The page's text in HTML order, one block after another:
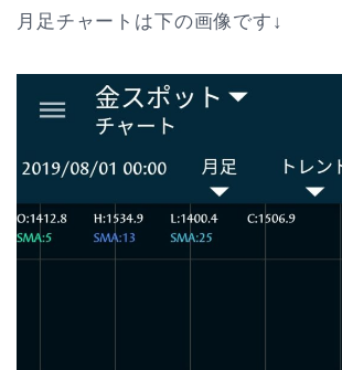
月足チャートは下の画像です↓